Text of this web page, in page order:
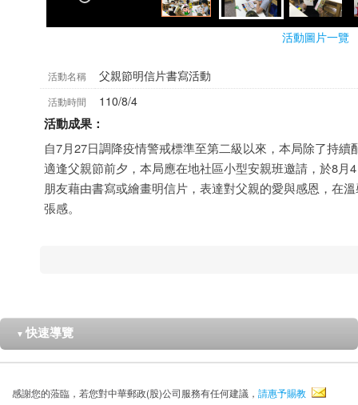
活動圖片一覽
活動名稱 父親節明信片書寫活動
活動時間 110/8/4
活動成果：
自7月27日調降疫情警戒標準至第二級以來，本局除了持
適逢父親節前夕，本局應在地社區小型安親班邀請，於8
朋友藉由書寫或繪畫明信片，表達對父親的愛與感恩，在
張感。
▼ 快速導覽
感謝您的蒞臨，若您對中華郵政(股)公司服務有任何建議， 請惠予賜教